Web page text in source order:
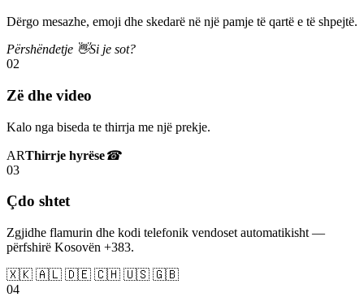
Dërgo mesazhe, emoji dhe skedarë në një pamje të qartë e të shpejtë.
Përshëndetje 👋Si je sot?
02
Zë dhe video
Kalo nga biseda te thirrja me një prekje.
ARThirrje hyrëse☎
03
Çdo shtet
Zgjidhe flamurin dhe kodi telefonik vendoset automatikisht —
përfshirë Kosovën +383.
🇽🇰 🇦🇱 🇩🇪 🇨🇭 🇺🇸 🇬🇧
04